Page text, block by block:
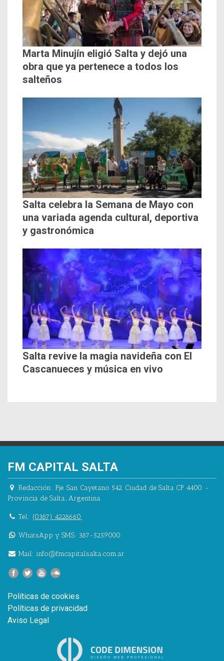
Marta Minujín eligió Salta y dejó una
obra que ya pertenece a todos los
salteños
Salta celebra la Semana de Mayo con
una variada agenda cultural, deportiva
y gastronómica
Salta revive la magia navideña con El
Cascanueces y música en vivo
FM CAPITAL SALTA
Redacción: Pje. San Cayetano 542. Ciudad de Salta CP 4400. -
Provincia de Salta., Argentina.
Tel.: (0387) 4228660.
WhatsApp y SMS: 387-5259000.
Mail: info@fmcapitalsalta.com.ar
Políticas de cookies
Políticas de privacidad
Aviso Legal